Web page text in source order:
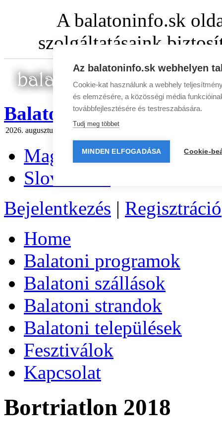
A balatoninfo.sk
szolgáltatásaink
BalatonInfo.sk
2026. augusztus 7 péntek Ma:Ibolya
Magyar
Slovenčina
Bejelentkezés | Regisztráció
Home
Balatoni programok
Balatoni szállások
Balatoni strandok
Balatoni települések
Fesztiválok
Kapcsolat
Bortriatlon 2018
Az balatoninfo.sk webhelyen
Cookie-kat használunk a webhely
és elemzésére, a közösségi média
továbbfejlesztésére és testreszabására.
Tudj meg többet
MINDEN ELFOGADÁSA Cookie-